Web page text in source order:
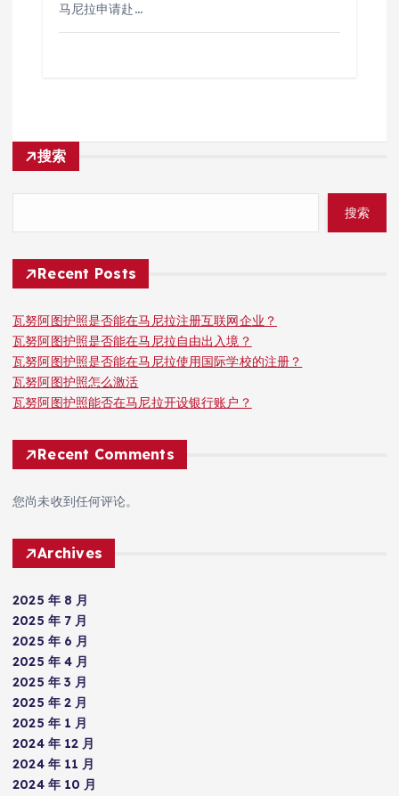
马尼拉申请赴…
搜索
搜索
Recent Posts
瓦努阿图护照是否能在马尼拉注册互联网企业？
瓦努阿图护照是否能在马尼拉自由出入境？
瓦努阿图护照是否能在马尼拉使用国际学校的注册？
瓦努阿图护照怎么激活
瓦努阿图护照能否在马尼拉开设银行账户？
Recent Comments
您尚未收到任何评论。
Archives
2025 年 8 月
2025 年 7 月
2025 年 6 月
2025 年 4 月
2025 年 3 月
2025 年 2 月
2025 年 1 月
2024 年 12 月
2024 年 11 月
2024 年 10 月